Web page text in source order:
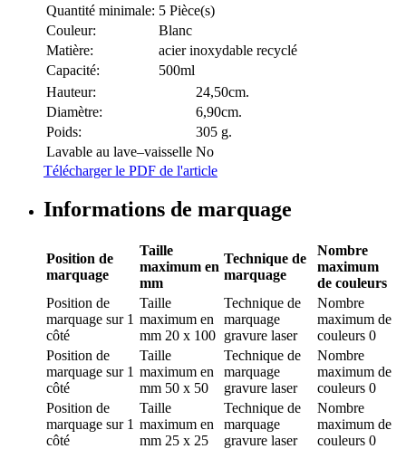
Quantité minimale: 5 Pièce(s)
Couleur:
Blanc
Matière:
acier inoxydable recyclé
Capacité:
500ml
Hauteur:
24,50cm.
Diamètre:
6,90cm.
Poids:
305 g.
Lavable au lave–vaisselle No
Télécharger le PDF de l'article
Informations de marquage
Position de
marquage
Taille
maximum en
mm
Technique de
marquage
Nombre
maximum
de couleurs
Position de
marquage sur 1
côté
Taille
maximum en
mm 20 x 100
Technique de
marquage
gravure laser
Nombre
maximum de
couleurs 0
Position de
marquage sur 1
côté
Taille
maximum en
mm 50 x 50
Technique de
marquage
gravure laser
Nombre
maximum de
couleurs 0
Position de
marquage sur 1
côté
Taille
maximum en
mm 25 x 25
Technique de
marquage
gravure laser
Nombre
maximum de
couleurs 0